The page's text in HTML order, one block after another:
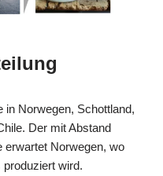
in Norwegen, Schottland,
Der mit Abstand
erwartet Norwegen, wo
wird.